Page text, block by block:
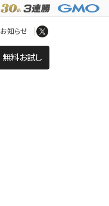
無料お試し
お知らせ